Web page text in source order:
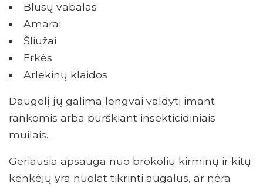
Blusų vabalas
Amarai
Šliužai
Erkės
Arlekinų klaidos
Daugelį jų galima lengvai valdyti imant
rankomis arba purškiant insekticidiniais
muilais.
Geriausia apsauga nuo brokolių kirminų ir kitų
kenkėjų yra nuolat tikrinti augalus, ar nėra